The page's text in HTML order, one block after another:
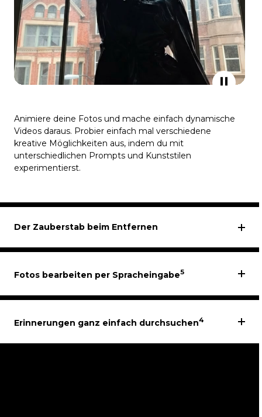
Animiere deine Fotos und mache einfach dynamische
Videos daraus. Probier einfach mal verschiedene
kreative Möglichkeiten aus, indem du mit
unterschiedlichen Prompts und Kunststilen
experimentierst.
Der Zauberstab beim Entfernen
Fotos bearbeiten per Spracheingabe5
Erinnerungen ganz einfach durchsuchen4